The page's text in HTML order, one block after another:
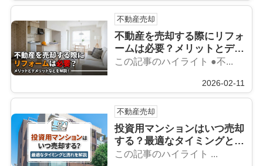
不動産売却
不動産を売却する際にリフォ
ームは必要？メリットとデメ
リットなどを解説！
この記事のハイライト ●不...
2026-02-11
不動産売却
投資用マンションはいつ売却
する？最適なタイミングと流
れを解説
この記事のハイライト ...